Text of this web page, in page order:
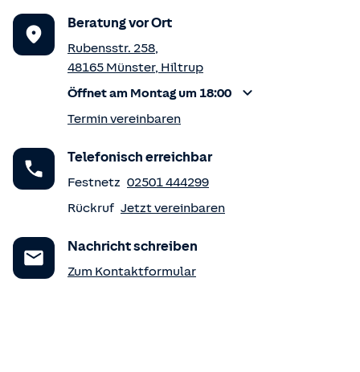
Beratung vor Ort
Rubensstr. 258,
48165 Münster, Hiltrup
Öffnet am Montag um 18:00
Termin vereinbaren
Telefonisch erreichbar
Festnetz 02501 444299
Rückruf Jetzt vereinbaren
Nachricht schreiben
Zum Kontaktformular